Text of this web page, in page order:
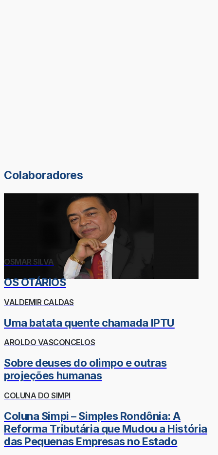
Colaboradores
OSMAR SILVA
OS OTÁRIOS
VALDEMIR CALDAS
Uma batata quente chamada IPTU
AROLDO VASCONCELOS
Sobre deuses do olimpo e outras
projeções humanas
COLUNA DO SIMPI
Coluna Simpi – Simples Rondônia: A
Reforma Tributária que Mudou a História
das Pequenas Empresas no Estado